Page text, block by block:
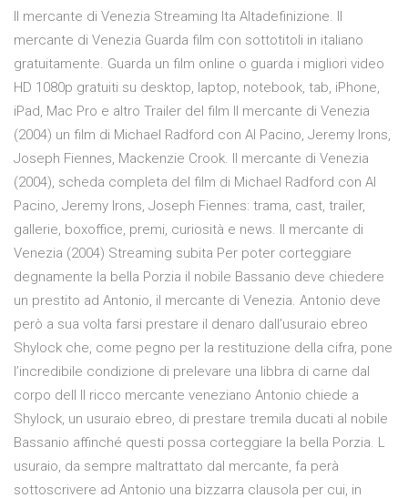
Il mercante di Venezia Streaming Ita Altadefinizione. Il
mercante di Venezia Guarda film con sottotitoli in italiano
gratuitamente. Guarda un film online o guarda i migliori video
HD 1080p gratuiti su desktop, laptop, notebook, tab, iPhone,
iPad, Mac Pro e altro Trailer del film Il mercante di Venezia
(2004) un film di Michael Radford con Al Pacino, Jeremy Irons,
Joseph Fiennes, Mackenzie Crook. Il mercante di Venezia
(2004), scheda completa del film di Michael Radford con Al
Pacino, Jeremy Irons, Joseph Fiennes: trama, cast, trailer,
gallerie, boxoffice, premi, curiosità e news. Il mercante di
Venezia (2004) Streaming subita Per poter corteggiare
degnamente la bella Porzia il nobile Bassanio deve chiedere
un prestito ad Antonio, il mercante di Venezia. Antonio deve
però a sua volta farsi prestare il denaro dall’usuraio ebreo
Shylock che, come pegno per la restituzione della cifra, pone
l’incredibile condizione di prelevare una libbra di carne dal
corpo dell Il ricco mercante veneziano Antonio chiede a
Shylock, un usuraio ebreo, di prestare tremila ducati al nobile
Bassanio affinché questi possa corteggiare la bella Porzia. L
usuraio, da sempre maltrattato dal mercante, fa perà
sottoscrivere ad Antonio una bizzarra clausola per cui, in